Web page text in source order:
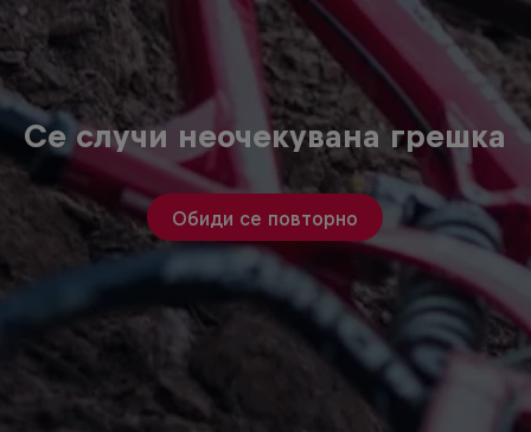
Се случи неочекувана грешка
Обиди се повторно